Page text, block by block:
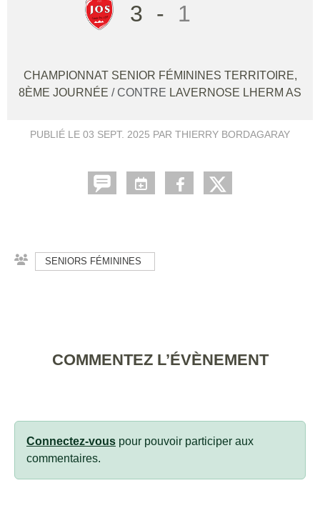
3 - 1
CHAMPIONNAT SENIOR FÉMININES TERRITOIRE,
8ÈME JOURNÉE / CONTRE LAVERNOSE LHERM AS
PUBLIÉ LE 03 SEPT. 2025 PAR THIERRY BORDAGARAY
SENIORS FÉMININES
COMMENTEZ L’ÉVÈNEMENT
Connectez-vous pour pouvoir participer aux
commentaires.